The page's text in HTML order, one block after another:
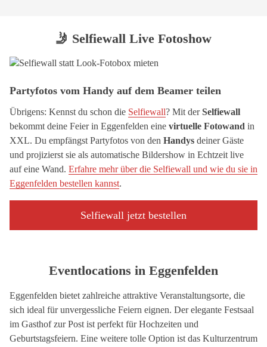
🤳 Selfiewall Live Fotoshow
Partyfotos vom Handy auf dem Beamer teilen
Übrigens: Kennst du schon die Selfiewall? Mit derSelfiewall
bekommt deine Feier in Eggenfelden eine virtuelle Fotowand in
XXL. Du empfängst Partyfotos von den Handys deiner Gäste
und projizierst sie als automatische Bildershow in Echtzeit live
auf eine Wand. Erfahre mehr über die Selfiewall und wie du sie in
Eggenfelden bestellen kannst.
Selfiewall jetzt bestellen
Eventlocations in Eggenfelden
Eggenfelden bietet zahlreiche attraktive Veranstaltungsorte, die
sich ideal für unvergessliche Feiern eignen. Der elegante Festsaal
im Gasthof zur Post ist perfekt für Hochzeiten und
Geburtstagsfeiern. Eine weitere tolle Option ist das Kulturzentrum